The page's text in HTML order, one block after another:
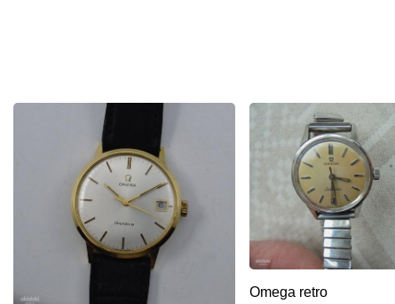
Omega retro